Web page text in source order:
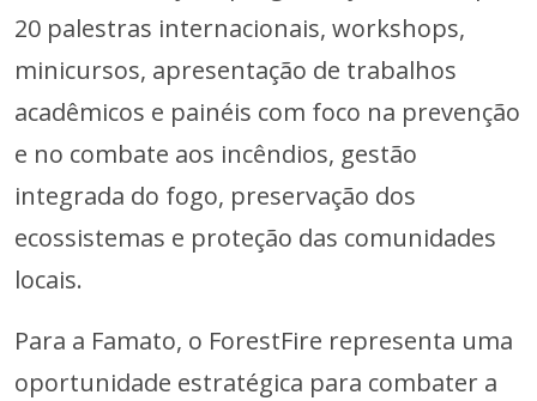
20 palestras internacionais, workshops,
minicursos, apresentação de trabalhos
acadêmicos e painéis com foco na prevenção
e no combate aos incêndios, gestão
integrada do fogo, preservação dos
ecossistemas e proteção das comunidades
locais.
Para a Famato, o ForestFire representa uma
oportunidade estratégica para combater a